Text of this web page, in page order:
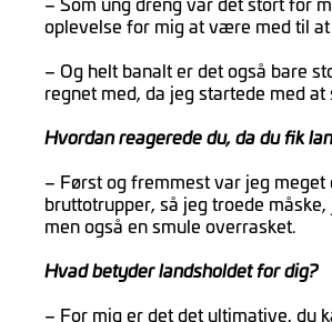
oplevelse for mig at være med til
– Og helt banalt er det også bare
regnet med, da jeg startede med at
Hvordan reagerede du, da du fik
– Først og fremmest var jeg
bruttotrupper, så jeg troede
men også en smule overrasket.
Hvad betyder landsholdet for dig?
– For mig er det det ultimative, du